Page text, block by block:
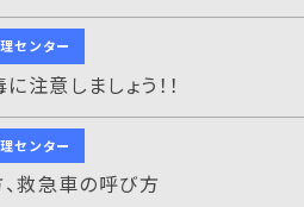
センター
注意しましょう！！
センター
救急車の呼び方